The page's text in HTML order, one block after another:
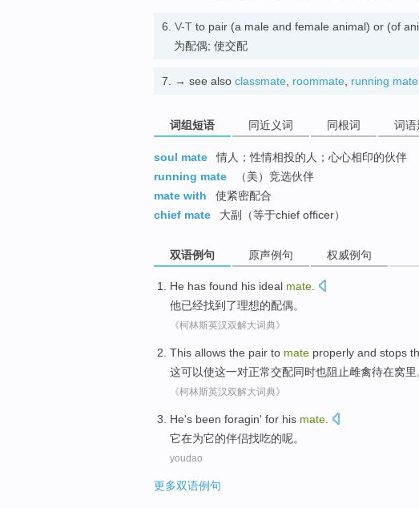
6. V-T to pair (a male and female animal) or (of
为配偶; 使交配
7. → see also classmate roommate running mate
词组短语 同近义词 同根词 词语
soul mate
情人；性情相投的人；心心相印的伙伴
running mate
（美）竞选伙伴
mate with
使紧密配合
chief mate
大副（等于chief officer）
双语例句 原声例句 权威例句
He has found his ideal mate.
他已经找到 了理想的配偶。
《柯林斯英汉双解大词典》
This allows the pair to mate properly and stops
这可以使这一对正常交配同时也阻止雌禽待在窝里
《柯林斯英汉双解大词典》
He's been foragin' for his mate
它在为它的伴侣找吃的呢。
youdao
更多双语例句